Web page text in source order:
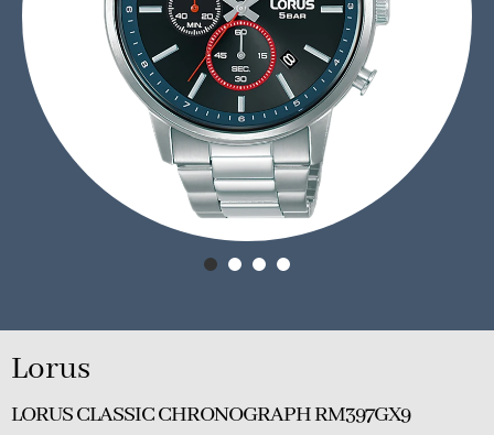
Lorus
LORUS CLASSIC CHRONOGRAPH RM397GX9